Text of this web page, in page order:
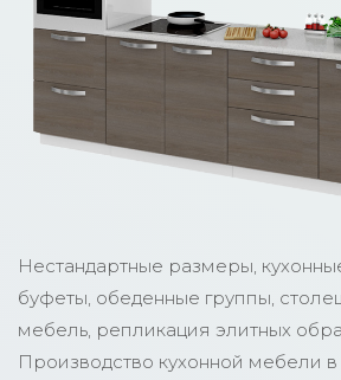
Нестандартные размеры,
буфеты, обеденные группы,
мебель, репликация элитных
Производство кухонной мебели